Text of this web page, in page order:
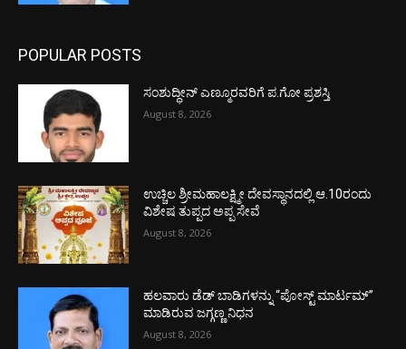
POPULAR POSTS
ಸಂಶುದ್ಧೀನ್ ಎಣ್ಮೂರವರಿಗೆ ಪ.ಗೋ ಪ್ರಶಸ್ತಿ
August 8, 2026
ಉಚ್ಚಿಲ ಶ್ರೀಮಹಾಲಕ್ಷ್ಮೀ ದೇವಸ್ಥಾನದಲ್ಲಿ ಆ.10ರಂದು
ವಿಶೇಷ ತುಪ್ಪದ ಅಪ್ಪ ಸೇವೆ
August 8, 2026
ಹಲವಾರು ಡೆಡ್ ಬಾಡಿಗಳನ್ನು “ಪೋಸ್ಟ್ ಮಾರ್ಟಮ್”
ಮಾಡಿರುವ ಜಗ್ಗಣ್ಣ ನಿಧನ
August 8, 2026